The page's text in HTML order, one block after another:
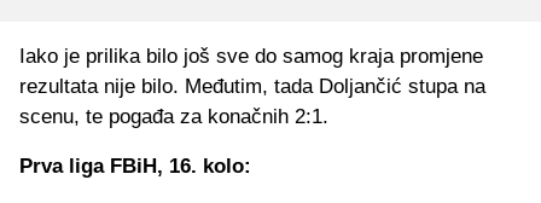
Iako je prilika bilo još sve do samog kraja promjene
rezultata nije bilo. Međutim, tada Doljančić stupa na
scenu, te pogađa za konačnih 2:1.
Prva liga FBiH, 16. kolo: